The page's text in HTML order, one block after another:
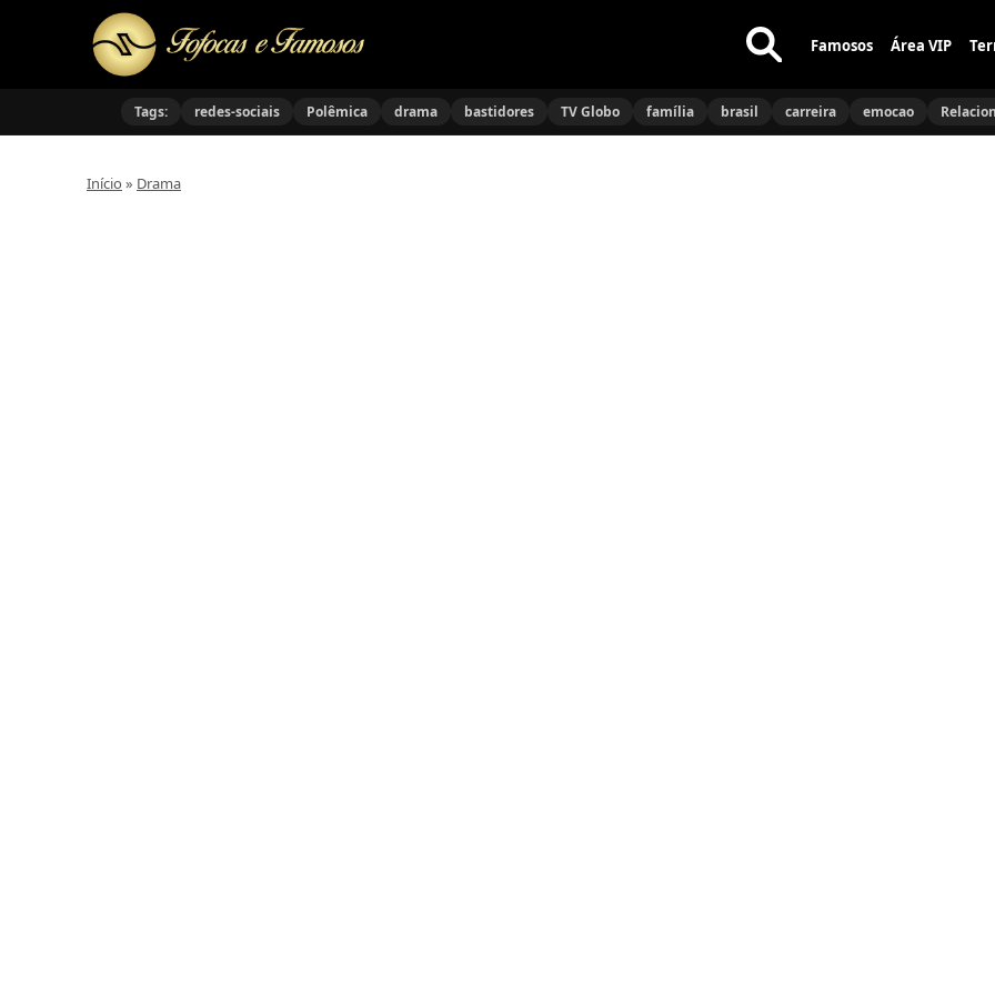
Buscar
no
Famosos Área VIP
Tags: redes-sociais Polêmica drama bastidores TV Globo família brasil carreira emocao
Início » Drama